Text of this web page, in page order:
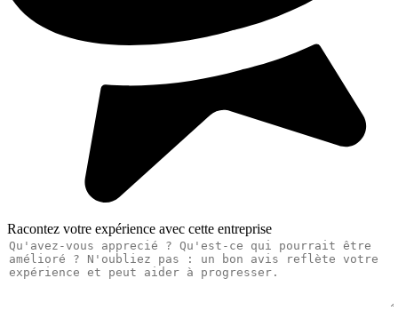
Racontez votre expérience avec cette entreprise